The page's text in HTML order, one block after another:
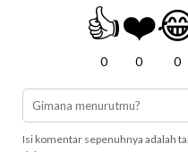
👍
0
❤️
0 0
Isi komentar sepenuhnya adalah